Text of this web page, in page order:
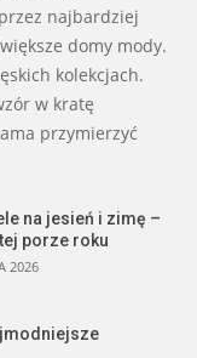
najbardziej
domy mody.
kolekcjach.
w kratę
przymierzyć
na jesień i zimę –
porze roku
2026